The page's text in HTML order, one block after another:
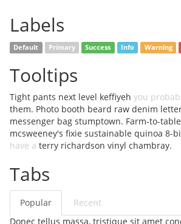
Labels
Default Primary Success Info Warning
Tooltips
Tight pants next level keffiyeh you
them. Photo booth beard raw denim
messenger bag stumptown. Farm-to-
mcsweeney's fixie sustainable quinoa 8-
have a terry richardson vinyl chambray.
Tabs
Popular
Recent
Donec tellus massa, tristique sit amet